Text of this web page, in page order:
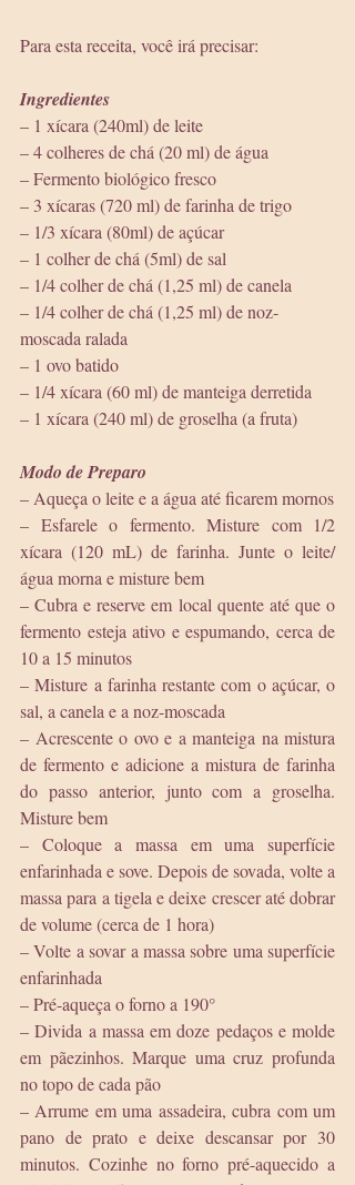
Para esta receita, você irá precisar:
Ingredientes
– 1 xícara (240ml) de leite
– 4 colheres de chá (20 ml) de água
– Fermento biológico fresco
– 3 xícaras (720 ml) de farinha de trigo
– 1/3 xícara (80ml) de açúcar
– 1 colher de chá (5ml) de sal
– 1/4 colher de chá (1,25 ml) de canela
– 1/4 colher de chá (1,25 ml) de noz-
moscada ralada
– 1 ovo batido
– 1/4 xícara (60 ml) de manteiga derretida
– 1 xícara (240 ml) de groselha (a fruta)
Modo de Preparo
– Aqueça o leite e a água até ficarem mornos
– Esfarele o fermento. Misture com 1/2
xícara (120 mL) de farinha. Junte o leite/
água morna e misture bem
– Cubra e reserve em local quente até que o
fermento esteja ativo e espumando, cerca de
10 a 15 minutos
– Misture a farinha restante com o açúcar, o
sal, a canela e a noz-moscada
– Acrescente o ovo e a manteiga na mistura
de fermento e adicione a mistura de farinha
do passo anterior, junto com a groselha.
Misture bem
– Coloque a massa em uma superfície
enfarinhada e sove. Depois de sovada, volte a
massa para a tigela e deixe crescer até dobrar
de volume (cerca de 1 hora)
– Volte a sovar a massa sobre uma superfície
enfarinhada
– Pré-aqueça o forno a 190°
– Divida a massa em doze pedaços e molde
em pãezinhos. Marque uma cruz profunda
no topo de cada pão
– Arrume em uma assadeira, cubra com um
pano de prato e deixe descansar por 30
minutos. Cozinhe no forno pré-aquecido a